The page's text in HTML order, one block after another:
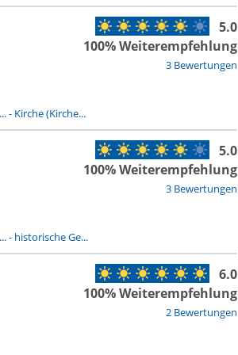
3 Bewertungen
5.0
100% Weiterempfehlung
- Kirche (Kirche...
3 Bewertungen
5.0
100% Weiterempfehlung
- historische Ge...
2 Bewertungen
6.0
100% Weiterempfehlung